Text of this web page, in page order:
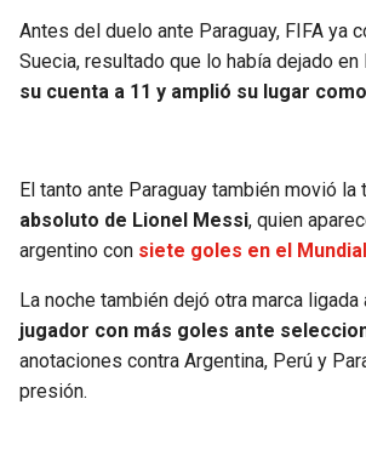
Antes del duelo ante Paraguay, FIFA
Suecia, resultado que lo había dejado
su cuenta a 11 y amplió su lugar
El tanto ante Paraguay también movió
absoluto de Lionel Messi, quien
argentino con siete goles en el
La noche también dejó otra marca
jugador con más goles ante
anotaciones contra Argentina, Perú y
presión.